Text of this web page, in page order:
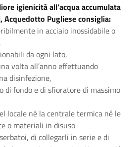
igienicità all’acqua accumulata
Acquedotto Pugliese consiglia:
in acciaio inossidabile o
da ogni lato,
volta all’anno effettuando
disinfezione,
di fondo e di sfioratore di massimo
locale né la centrale termica né le
o materiali in disuso
di collegarli in serie e di